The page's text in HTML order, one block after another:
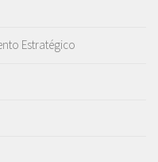
Estratégico